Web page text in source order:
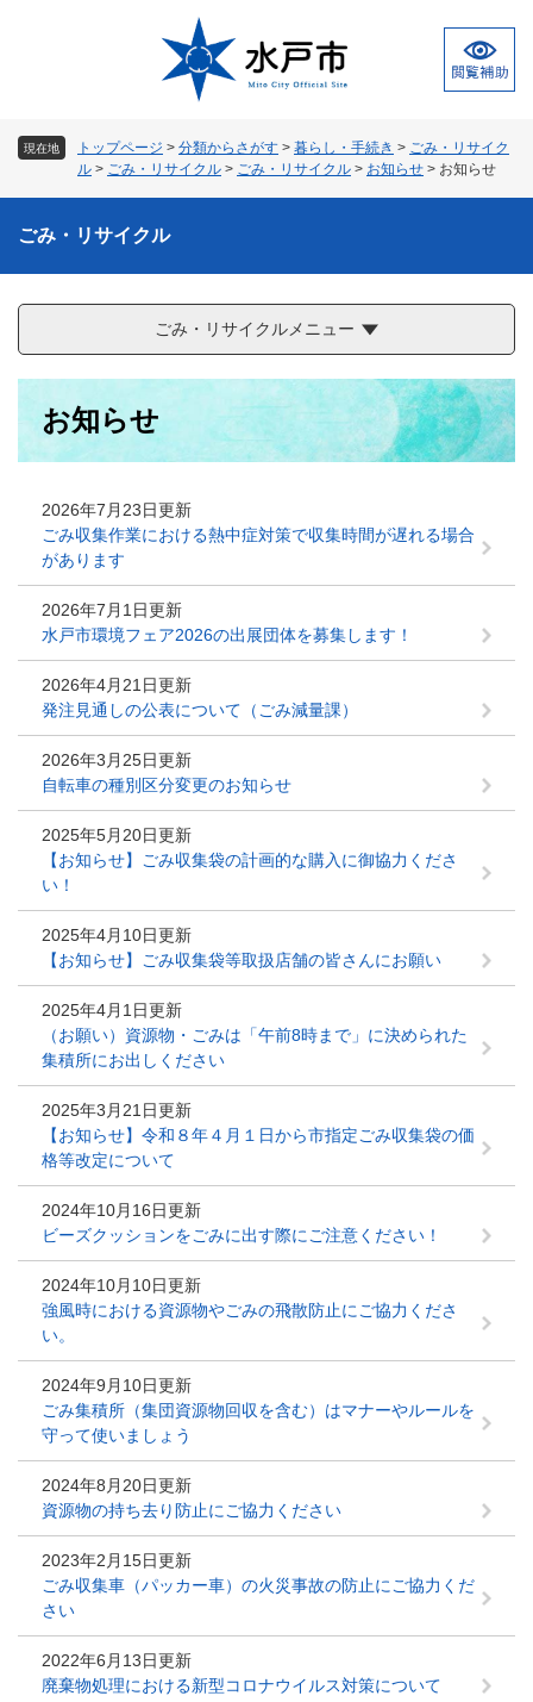
現在地 トップページ > 分類からさがす > 暮らし・手続き > ごみ・リサイク
ル > ごみ・リサイクル > ごみ・リサイクル > お知らせ > お知らせ
ごみ・リサイクル
ごみ・リサイクルメニュー
お知らせ
2026年7月23日更新
ごみ収集作業における熱中症対策で収集時間が遅れる場合
があります
2026年7月1日更新
水戸市環境フェア2026の出展団体を募集します！
2026年4月21日更新
発注見通しの公表について（ごみ減量課）
2026年3月25日更新
自転車の種別区分変更のお知らせ
2025年5月20日更新
【お知らせ】ごみ収集袋の計画的な購入に御協力くださ
い！
2025年4月10日更新
【お知らせ】ごみ収集袋等取扱店舗の皆さんにお願い
2025年4月1日更新
（お願い）資源物・ごみは「午前8時まで」に決められた
集積所にお出しください
2025年3月21日更新
【お知らせ】令和８年４月１日から市指定ごみ収集袋の価
格等改定について
2024年10月16日更新
ビーズクッションをごみに出す際にご注意ください！
2024年10月10日更新
強風時における資源物やごみの飛散防止にご協力くださ
い。
2024年9月10日更新
ごみ集積所（集団資源物回収を含む）はマナーやルールを
守って使いましょう
2024年8月20日更新
資源物の持ち去り防止にご協力ください
2023年2月15日更新
ごみ収集車（パッカー車）の火災事故の防止にご協力くだ
さい
2022年6月13日更新
廃棄物処理における新型コロナウイルス対策について